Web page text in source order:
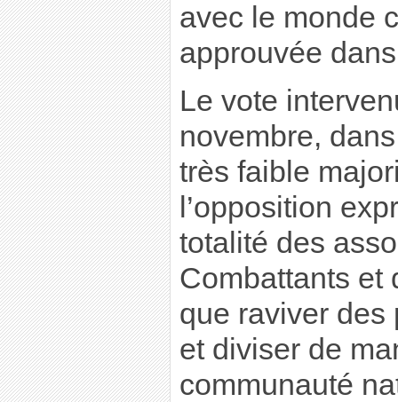
avec le monde
approuvée
Le vote
novembre,
très faible
l’opposition
totalité des
Combattants et
que raviver des
et diviser de
communauté